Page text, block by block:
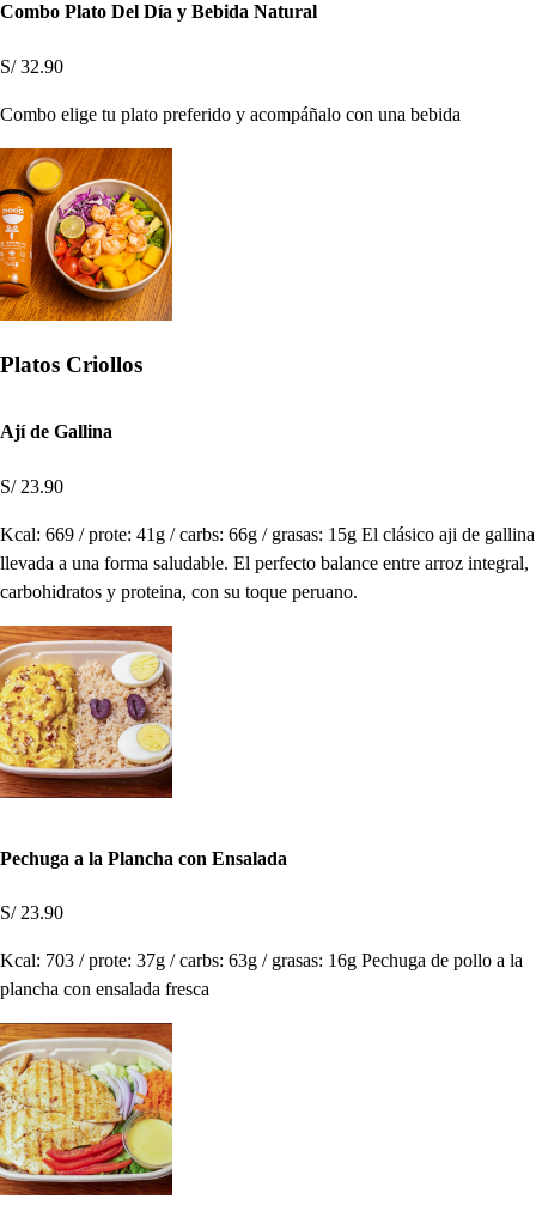
Combo Plato Del Día y Bebida Natural
S/ 32.90
Combo elige tu plato preferido y acompáñalo con una bebida
Platos Criollos
Ají de Gallina
S/ 23.90
Kcal: 669 / prote: 41g / carbs: 66g / grasas: 15g El clásico aji de gallina
llevada a una forma saludable. El perfecto balance entre arroz integral,
carbohidratos y proteina, con su toque peruano.
Pechuga a la Plancha con Ensalada
S/ 23.90
Kcal: 703 / prote: 37g / carbs: 63g / grasas: 16g Pechuga de pollo a la
plancha con ensalada fresca